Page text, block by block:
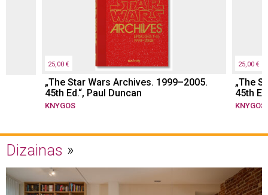
25,00 €
„The Star Wars Archives. 1999–2005.
45th Ed.“, Paul Duncan
KNYGOS
25,00 €
„The
45th
KNYGOS
Dizainas